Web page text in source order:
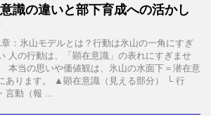
識の違いと部下育成への活かし
：氷山モデルとは？行動は氷山の一角にすぎ
人の行動は、「顕在意識」の表れにすぎませ
本当の思いや価値観は、氷山の水面下＝潜在意
あります。 ▲顕在意識（見える部分） └ 行
言動（報 ...